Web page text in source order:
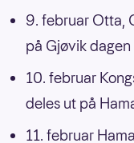
9. februar Otta,
på Gjøvik
10. februar
deles ut på
11. februar